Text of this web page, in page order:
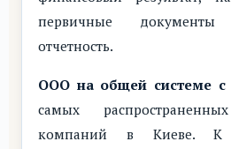
первичные
отчетность.
ООО на общей системе
самых
компаний в Киеве. К